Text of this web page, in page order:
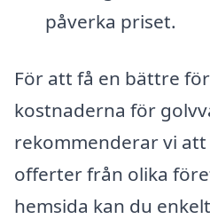
påverka priset.
För att få en bättre
kostnaderna för
rekommenderar vi
offerter från olika
hemsida kan du